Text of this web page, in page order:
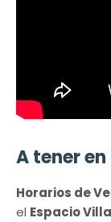
A tener
Horarios de
el Espacio